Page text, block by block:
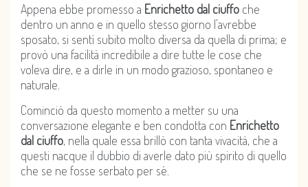
Appena ebbe promesso a Enrichetto dal ciuffo che
dentro un anno e in quello stesso giorno l’avrebbe
sposato, si sentì subito molto diversa da quella di prima; e
provò una facilità incredibile a dire tutte le cose che
voleva dire, e a dirle in un modo grazioso, spontaneo e
naturale.
Cominciò da questo momento a metter su una
conversazione elegante e ben condotta con Enrichetto
dal ciuffo, nella quale essa brillò con tanta vivacità, che a
questi nacque il dubbio di averle dato più spirito di quello
che se ne fosse serbato per sé.